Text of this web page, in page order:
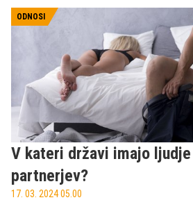
poročila iz leta 2023 zaseda
pomeni, da smo Slovenci
življenjem, dosežki in odnosi. A
zadovoljstva pri nas ...
ODNOSI
V kateri državi imajo
partnerjev?
17. 03. 2024 05.00